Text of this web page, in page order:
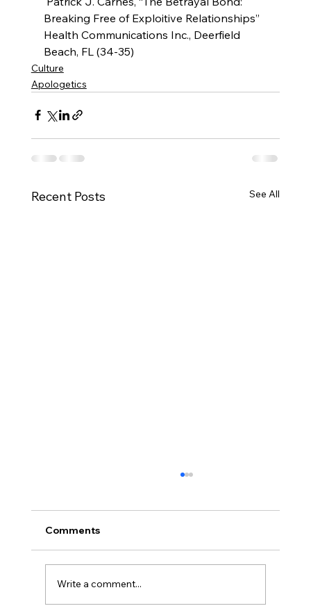
Breaking Free of Exploitive Relationships”
Health Communications Inc., Deerfield
Beach, FL (34-35)
Culture
Apologetics
Recent Posts See All
Comments
Write a comment...